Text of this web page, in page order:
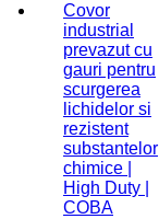
Covor
industrial
prevazut cu
gauri pentru
scurgerea
lichidelor si
rezistent
substantelor
chimice |
High Duty |
COBA